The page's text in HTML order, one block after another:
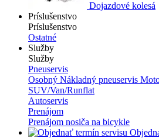
Dojazdové kolesá
Príslušenstvo
Príslušenstvo
Ostatné
Služby
Služby
Pneuservis
Osobný Nákladný pneuservis
SUV/Van/Runflat
Autoservis
Prenájom
Prenájom nosiča na bicykle